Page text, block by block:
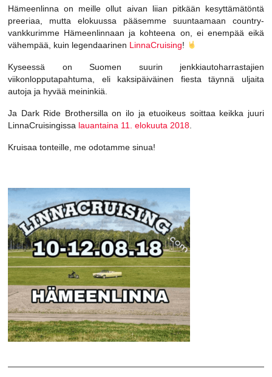
Hämeenlinna on meille ollut aivan liian pitkään kesyttämätöntä
preeriaa, mutta elokuussa pääsemme suuntaamaan country-
vankkurimme Hämeenlinnaan ja kohteena on, ei enempää eikä
vähempää, kuin legendaarinen LinnaCruising!
Kyseessä on Suomen suurin jenkkiautoharrastajien
viikonlopputapahtuma, eli kaksipäiväinen fiesta täynnä uljaita
autoja ja hyvää meininkiä.
Ja Dark Ride Brothersilla on ilo ja etuoikeus soittaa keikka juuri
LinnaCruisingissa lauantaina 11. elokuuta 2018
Kruisaa tonteille, me odotamme sinua!